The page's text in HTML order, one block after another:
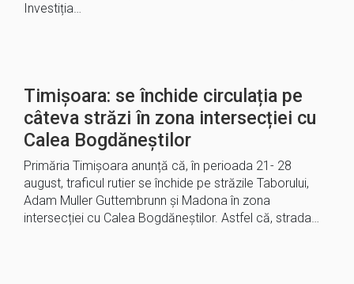
Investiția…
Timișoara: se închide circulația pe
câteva străzi în zona intersecției cu
Calea Bogdăneștilor
Primăria Timișoara anunță că, în perioada 21- 28
august, traficul rutier se închide pe străzile Taborului,
Adam Muller Guttembrunn și Madona în zona
intersecției cu Calea Bogdăneștilor. Astfel că, strada…